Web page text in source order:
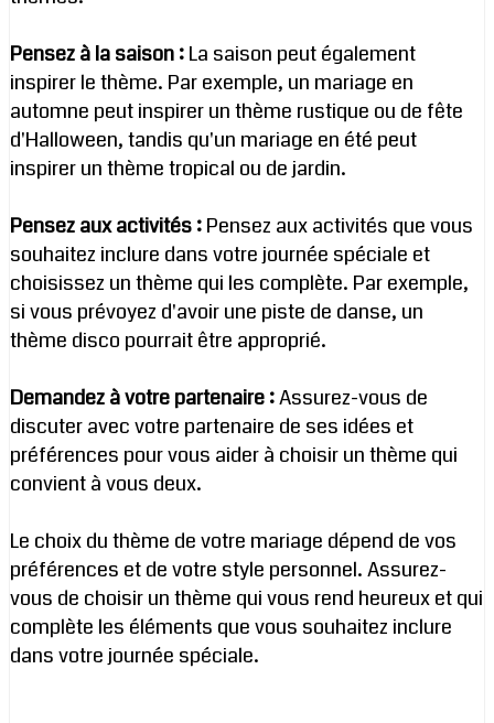
Pensez à la saison :La saison peut également
inspirer le thème. Par exemple, un mariage en
automne peut inspirer un thème rustique ou de fête
d'Halloween, tandis qu'un mariage en été peut
inspirer un thème tropical ou de jardin.
Pensez aux activités :Pensez aux activités que vous
souhaitez inclure dans votre journée spéciale et
choisissez un thème qui les complète. Par exemple,
si vous prévoyez d'avoir une piste de danse, un
thème disco pourrait être approprié.
Demandez à votre partenaire :Assurez-vous de
discuter avec votre partenaire de ses idées et
préférences pour vous aider à choisir un thème qui
convient à vous deux.
Le choix du thème de votre mariage dépend de vos
préférences et de votre style personnel. Assurez-
vous de choisir un thème qui vous rend heureux et qui
complète les éléments que vous souhaitez inclure
dans votre journée spéciale.